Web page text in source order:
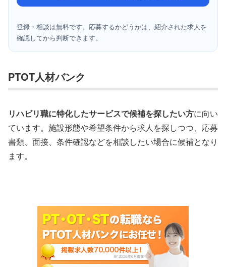
登録・相談は無料です。応募するかどうかは、紹介された求人を
確認してから判断できます。
PTOT人材バンク
リハビリ職に特化したサービスで候補を探したい方に向い
ています。施設形態や希望条件から求人を探しつつ、応募
書類、面接、条件確認などを相談したい場合に候補となり
ます。